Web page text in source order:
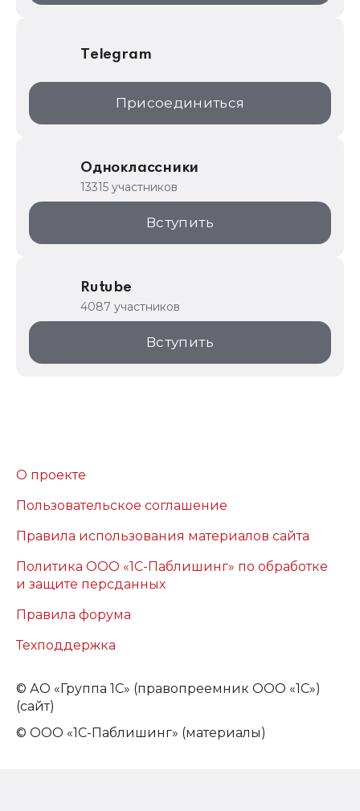
Telegram
Присоединиться
Одноклассники
13315 участников
Вступить
Rutube
4087 участников
Вступить
О проекте
Пользовательское соглашение
Правила использования материалов сайта
Политика ООО «1С-Паблишинг» по обработке
и защите персданных
Правила форума
Техподдержка
© АО «Группа 1С» (правопреемник ООО «1С»)
(сайт)
© ООО «1С-Паблишинг» (материалы)